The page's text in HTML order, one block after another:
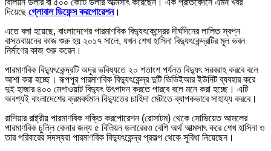
বিলিয়ন ডলার বা ৫০০ কোটি ডলার আত্মসাৎ করেছেন। এক প্রতিবেদনে এমন খবর
দিয়েছেগ্লোবাল ডিফেন্স করপোরেশন।
এতে বলা হয়েছে, বাংলাদেশের পারমাণবিক বিদ্যুৎকেন্দ্রের দীর্ঘদিনের লালিত স্বপ্ন
বাস্তবায়নের কাজ শুরু হয় ২০১৭ সালে, যখন শেখ হাসিনা বিদ্যুৎকেন্দ্রটির মূল ভবন
নির্মাণের কাজ শুরু করেন।
পারমাণবিক বিদ্যুৎকেন্দ্রটি অদূর ভবিষ্যতে ২০ শতাংশ পর্যন্ত বিদ্যুৎ সরবরাহ করবে বলে
আশা করা হচ্ছে। রূপপুর পারমাণবিক বিদ্যুৎকেন্দ্র দুটি ভিভিইআর ইউনিট ব্যবহার করে
দুই হাজার ৪০০ মেগাওয়াট বিদ্যুৎ উৎপাদন করতে পারবে বলে মনে করা হচ্ছে। এটি
অবশ্যই বাংলাদেশের ক্রমবর্ধমান বিদ্যুতের চাহিদা মেটাতে ব্যাপকভাবে সাহায্য করবে।
রাশিয়ার রাষ্ট্রীয় পারমাণবিক শক্তি করপোরেশন (রোসাটম) থেকে সোভিয়েত আমলের
পারমাণবিক চুল্লি কেনার জন্য ৫ বিলিয়ন ডলারেরও বেশি অর্থ আত্মসাৎ করে শেখ হাসিনা ও
তার পরিবারের সদস্যরা পারমাণবিক বিদ্যুৎকেন্দ্র প্রকল্প থেকে সুবিধা নিয়েছেন।